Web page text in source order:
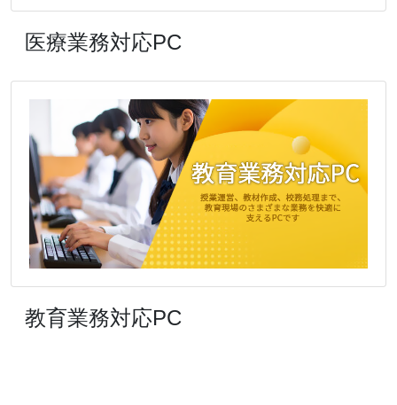
医療業務対応PC
教育業務対応PC